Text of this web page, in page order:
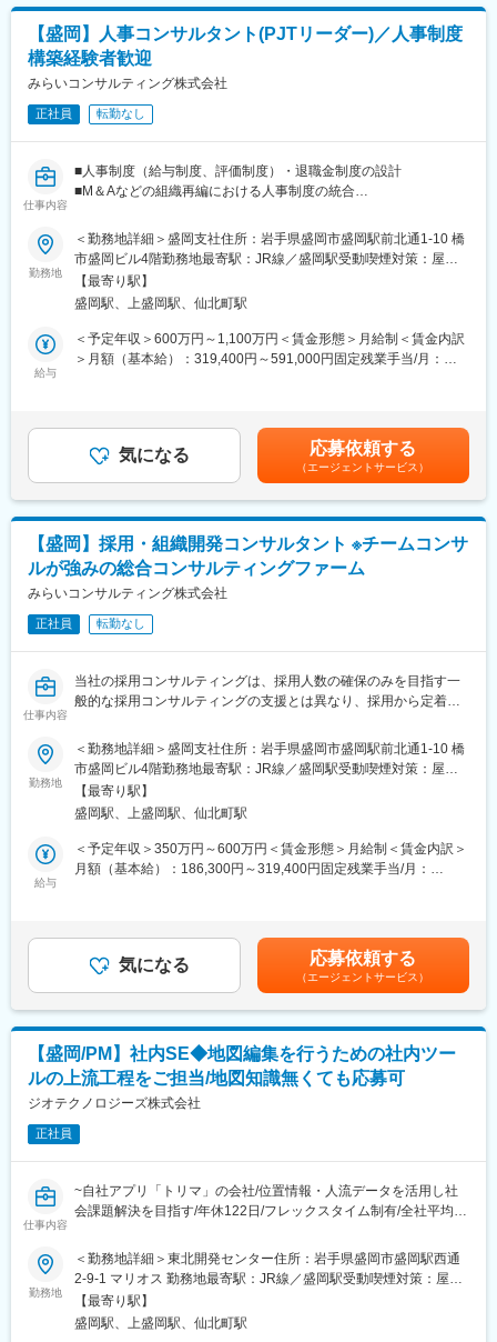
実現の中に社会貢献の要素が多い人材が集結。
・「生涯顧客（お客さま）」「チームコンサルティング」「実
行・実現支援」…お客さまの「計画立案ではなく、成功実現」の
ために、共に考え・行動し、チームでお客さまの期待を超える付
加価値を提供し続けることで、共創パートナーとなることを目指
しています。
＜同社の特徴＞
・各分野の専門家や実務コンサルタントが顧客に合わせたプロジ
ェクトチームを結成し、顧客の経営課題にあらゆる角度から的確
提供します。
・チームコンサルティングを主眼に置いて企業支援を行っている
ため幅広い経験を積むことができます。
・スタッフ全員が「全体最適」の視点を持って仕事を行うため、
チームコンサルティングならではのシナジー効果が生み出せ、顧
客満足度も高いです。
です。
【盛岡】人事コンサルタント(PJTリーダー)／人事制度
構築経験者歓迎
みらいコンサルティング株式会社
正社員 転勤なし
仕事内容
■人事制度（給与制度、評価制度）・退職金制度の設計
■M＆Aなどの組織再編における人事制度の統合
■人事関連したセミナー・執筆業務
■その他、人事施策全般に関するアドバイス
＜魅力ポイント＞
・「圧倒的なお客さま志向」「当事者意識」「成長志向」…自己
実現の中に社会貢献の要素が多い人材が集結。
・「生涯顧客（お客さま）」「チームコンサルティング」「実
しています。
なアドバイスを行い、企業のニーズに最適なコンサルティングを
提供します。
・チームコンサルティングを主眼に置いて企業支援を行っている
ため幅広い経験を積むことができます。
・スタッフ全員が「全体最適」の視点を持って仕事を行うため、
コミュニケーションのズレも防ぐことができています。そのため
チームコンサルティングならではのシナジー効果が生み出せ、顧
客満足度も高いです。
変更の範囲：会社の定める業務
勤務地
＜勤務地詳細＞盛岡支社住所：岩手県盛岡市盛岡駅前北通1-10 橋
市盛岡ビル4階勤務地最寄駅：JR線／盛岡駅受動喫煙対策：屋内
全面禁煙変更の範囲：会社の定める事業所
【最寄り駅】
盛岡駅、上盛岡駅、仙北町駅
給与
＜予定年収＞600万円～1,100万円＜賃金形態＞月給制＜賃金内訳
＞月額（基本給）：319,400円～591,000円固定残業手当/月：
給与には30時間分の固定残業代を含む/超過分は全額支給※経験・
能力など考慮の上、決定いたします。■昇給：年1回■賞与：年2回
（2ヶ月×2回）賃金はあくまでも目安の金額であり、選考を通じ
て上下する可能性があります。月給(月額)は固定手当を含めた表記
です。
気になる 応募依頼する
（エージェントサービス）
【盛岡】採用・組織開発コンサルタント ※チームコンサ
ルが強みの総合コンサルティングファーム
みらいコンサルティング株式会社
正社員 転勤なし
仕事内容
当社の採用コンサルティングは、採用人数の確保のみを目指す一
般的な採用コンサルティングの支援とは異なり、採用から定着ま
企業内での自走化が必要であり、採用ファーストで取組まれる企
業を当社では実行実現支援します。
また、採用後は「組織づくり・チームづくり」を通じて組織を活
性化し、働く人や組織の可能性を引き出すことで、企業の持続可
能な変革・成長支援をします。ディスカッションやインタビュー
を通して本当に解決すべき課題を特定し、課題解決に向けた研修
■求職者から選ばれる方法を明確化
会社の現状、採用市場（求職者心理）を正しく理解し、現状との
ギャップを認識することで、人手不足で悩んでいる会社の『人材
■企業の本当の価値・ありたい姿の明確化
コーチングを用いたアプローチで、社員自身が企業の本当の価
値・ありたい姿を考えることで、社員の進む方向性を合わせま
す。
■経営課題解決に向けた実行支援
コンサルタント兼ファシリテーターとして、経営課題を解決する
ための研修やワークショップ・プロジェクトの企画・運営を行い
ます。
・採用コンサルティング
・採用HP制作ご支援
・採用ピッチ資料作成
・面接官トレーニング
勤務地
＜勤務地詳細＞盛岡支社住所：岩手県盛岡市盛岡駅前北通1-10 橋
市盛岡ビル4階勤務地最寄駅：JR線／盛岡駅受動喫煙対策：屋内
全面禁煙変更の範囲：会社の定める事業所
【最寄り駅】
盛岡駅、上盛岡駅、仙北町駅
給与
＜予定年収＞350万円～600万円＜賃金形態＞月給制＜賃金内訳＞
月額（基本給）：186,300円～319,400円固定残業手当/月：
には30時間分の固定残業代を含む/超過分は全額支給※経験・能
力、現年収など考慮の上、決定いたします■昇給：年1回■賞与：
年2回（2ヶ月×2回）賃金はあくまでも目安の金額であり、選考を
通じて上下する可能性があります。月給(月額)は固定手当を含めた
表記です。
気になる 応募依頼する
（エージェントサービス）
【盛岡/PM】社内SE◆地図編集を行うための社内ツー
ルの上流工程をご担当/地図知識無くても応募可
ジオテクノロジーズ株式会社
正社員
仕事内容
~自社アプリ「トリマ」の会社/位置情報・人流データを活用し社
会課題解決を目指す/年休122日/フレックスタイム制有/全社平均残
●社内ツールの企画、分析、開発の上流工程をご担当をご担当
●PM経験またはBPRのご経験で応募可！
●「年休122日×残業20時間程度」でWLBも実現
■業務の概要：
勤務地
＜勤務地詳細＞東北開発センター住所：岩手県盛岡市盛岡駅西通
2-9-1 マリオス 勤務地最寄駅：JR線／盛岡駅受動喫煙対策：屋内
喫煙可能場所あり変更の範囲：会社の定める事業所（リモートワ
ーク含む）
【最寄り駅】
盛岡駅、上盛岡駅、仙北町駅